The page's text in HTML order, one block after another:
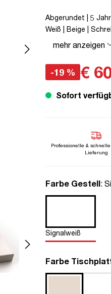
Abgerundet | 5
Weiß | Beige |
zu 50 kg | Sand |
Kollisions-Schutz |
mehr anzeigen
-19 % €
Sofort
Professionelle &
Lieferung
Farbe Gestell:
Signalweiß
Farbe